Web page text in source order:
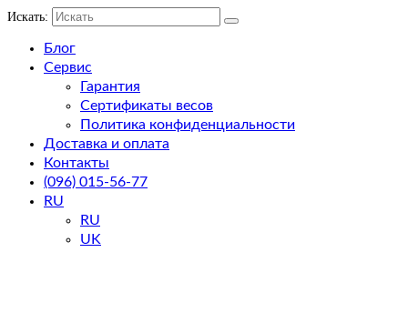
Искать:
Блог
Сервис
Гарантия
Сертификаты весов
Политика конфиденциальности
Доставка и оплата
Контакты
(096) 015-56-77
RU
RU
UK